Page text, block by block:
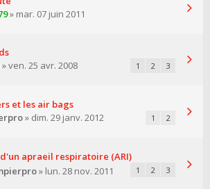
» mar. 07 juin 2011
» ven. 25 avr. 2008 1 2 3
et les air bags
» dim. 29 janv. 2012 1 2
apraeil respiratoire (ARI)
» lun. 28 nov. 2011 1 2 3